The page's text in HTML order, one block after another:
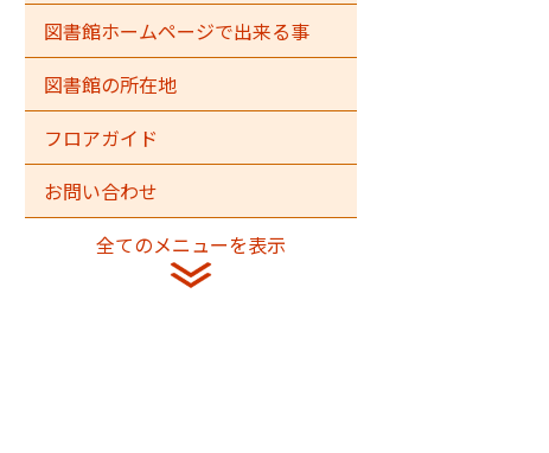
図書館ホームページで出来る事
図書館の所在地
フロアガイド
お問い合わせ
全てのメニューを表示